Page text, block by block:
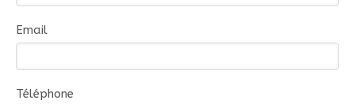
Email
Téléphone